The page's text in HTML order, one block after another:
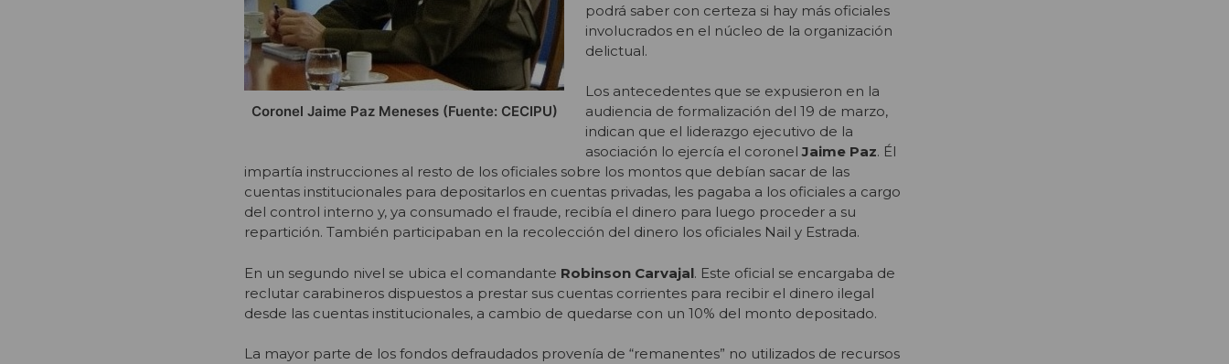
Coronel Jaime Paz Meneses (Fuente: CECIPU)
podrá saber con certeza si hay más oficiales
involucrados en el núcleo de la organización
delictual.
Los antecedentes que se expusieron en la
audiencia de formalización del 19 de marzo,
indican que el liderazgo ejecutivo de la
asociación lo ejercía el coronelJaime Paz. Él
impartía instrucciones al resto de los oficiales sobre los montos que debían sacar de las
cuentas institucionales para depositarlos en cuentas privadas, les pagaba a los oficiales a cargo
del control interno y, ya consumado el fraude, recibía el dinero para luego proceder a su
repartición. También participaban en la recolección del dinero los oficiales Nail y Estrada.
En un segundo nivel se ubica el comandante Robinson Carvajal. Este oficial se encargaba de
reclutar carabineros dispuestos a prestar sus cuentas corrientes para recibir el dinero ilegal
desde las cuentas institucionales, a cambio de quedarse con un 10% del monto depositado.
La mayor parte de los fondos defraudados provenía de “remanentes” no utilizados de recursos